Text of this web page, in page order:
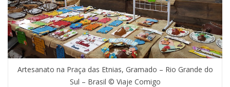
Artesanato na Praça das Etnias, Gramado – Rio Grande do
Sul – Brasil © Viaje Comigo